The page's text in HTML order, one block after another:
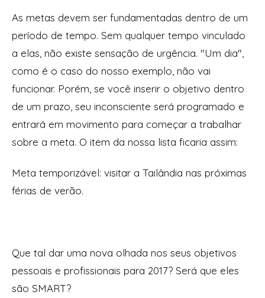
As metas devem ser fundamentadas dentro de um
período de tempo. Sem qualquer tempo vinculado
a elas, não existe sensação de urgência. "Um dia",
como é o caso do nosso exemplo, não vai
funcionar. Porém, se você inserir o objetivo dentro
de um prazo, seu inconsciente será programado e
entrará em movimento para começar a trabalhar
sobre a meta. O item da nossa lista ficaria assim:
Meta temporizável: visitar a Tailândia nas próximas
férias de verão.
Que tal dar uma nova olhada nos seus objetivos
pessoais e profissionais para 2017? Será que eles
são SMART?